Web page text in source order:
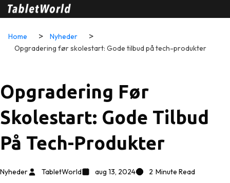
Home
Nyheder
Opgradering før skolestart: Gode tilbud på tech-produkter
Opgradering Før
Skolestart: Gode Tilbud
På Tech-Produkter
Nyheder TabletWorld aug 13, 2024 2 Minute Read